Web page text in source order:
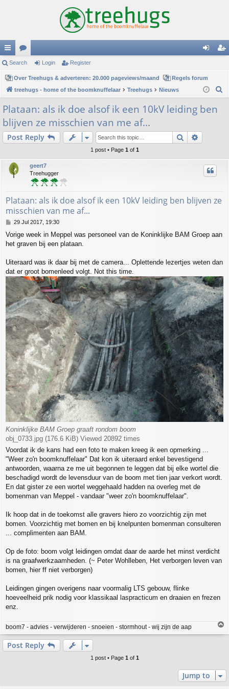
ui
ck
lin
ks
or
u
m
s
in
er
Search Login Register
Over Treehugs & adverteren: 20.000 pageviews/maand
Regels forum
treehugs - home of the boomknuffelaar
Treehugs Nieuws
Plataan: als ik doe alsof ik een 10kV leiding ben
blijven ze misschien van me af...
Post Reply Search
1 post • Page 1 of 1
geert7
Treehugger
Plataan: als ik doe alsof ik een 10kV leiding ben blijven ze
misschien van me af...
P
s
t
29 Jul 2017, 19:30
Vorige week in Meppel was personeel van de Koninklijke BAM Groep aan
het graven bij een plataan.
Uiteraard was ik daar bij met de camera... Oplettende lezertjes weten dan
dat er groot bomenleed volgt. Not this time.
Koninklijke BAM Groep graaft rondom boom
obj_0733.jpg (176.6 KiB) Viewed 20892 times
Voordat ik de kans had een foto te maken kreeg ik een opmerking ...
"Weer zo'n boomknuffelaar" Dat kon ik uiteraard enkel bevestigend
antwoorden, waarna ze me uit begonnen te leggen dat bij elke wortel die
beschadigd wordt de levensduur van de boom met tien jaar verkort wordt.
En dat gister ze een wortel weggehaald hadden na overleg met de
bomenman van Meppel - vandaar "weer zo'n boomknuffelaar".
Ik hoop dat in de toekomst alle gravers hiero zo voorzichtig zijn met
bomen. Voorzichtig met bomen en bij knelpunten bomenman consulteren
... complimenten aan BAM.
Op de foto: boom volgt leidingen omdat daar de aarde het minst verdicht
is na graafwerkzaamheden. (~ Peter Wohlleben, Het verborgen leven van
bomen, hier ff niet verborgen)
Leidingen gingen overigens naar voormalig LTS gebouw, flinke
hoeveelheid prik nodig voor klassikaal laspracticum en draaien en frezen
enz.
boom7 - advies - verwijderen - snoeien - stormhout - wij zijn de aap
o
Post Reply
1 post • Page 1of 1
Jump to